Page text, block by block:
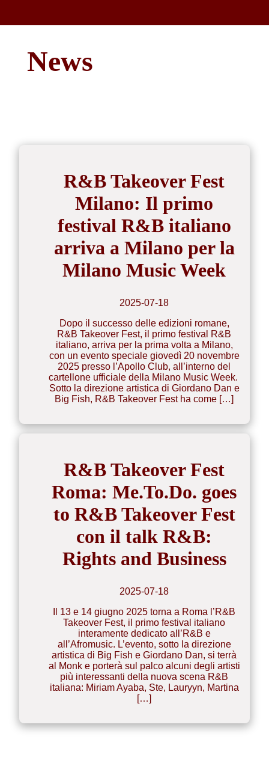
News
R&B Takeover Fest
Milano: Il primo
festival R&B italiano
arriva a Milano per la
Milano Music Week
2025-07-18
Dopo il successo delle edizioni romane,
R&B Takeover Fest, il primo festival R&B
italiano, arriva per la prima volta a Milano,
con un evento speciale giovedì 20 novembre
2025 presso l’Apollo Club, all’interno del
cartellone ufficiale della Milano Music Week.
Sotto la direzione artistica di Giordano Dan e
Big Fish, R&B Takeover Fest ha come […]
R&B Takeover Fest
Roma: Me.To.Do. goes
to R&B Takeover Fest
con il talk R&B:
Rights and Business
2025-07-18
Il 13 e 14 giugno 2025 torna a Roma l’R&B
Takeover Fest, il primo festival italiano
interamente dedicato all’R&B e
all’Afromusic. L’evento, sotto la direzione
artistica di Big Fish e Giordano Dan, si terrà
al Monk e porterà sul palco alcuni degli artisti
più interessanti della nuova scena R&B
italiana: Miriam Ayaba, Ste, Lauryyn, Martina
[…]